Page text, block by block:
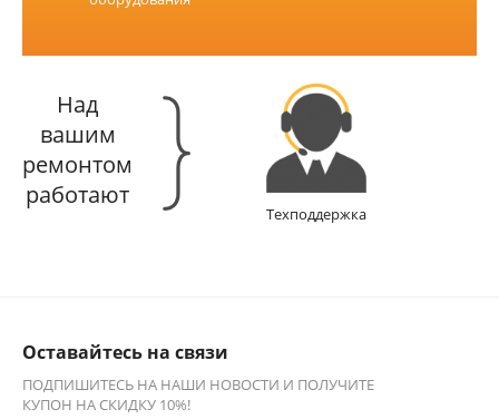
Над
вашим
ремонтом
работают
Техподдержка
Оставайтесь на связи
ПОДПИШИТЕСЬ НА НАШИ НОВОСТИ И ПОЛУЧИТЕ
КУПОН НА СКИДКУ 10%!